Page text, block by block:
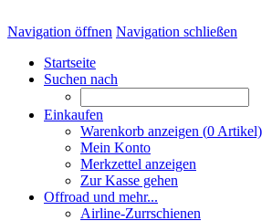
Navigation öffnen Navigation schließen
Startseite
Suchen nach
Einkaufen
Warenkorb anzeigen (0 Artikel)
Mein Konto
Merkzettel anzeigen
Zur Kasse gehen
Offroad und mehr...
Airline-Zurrschienen